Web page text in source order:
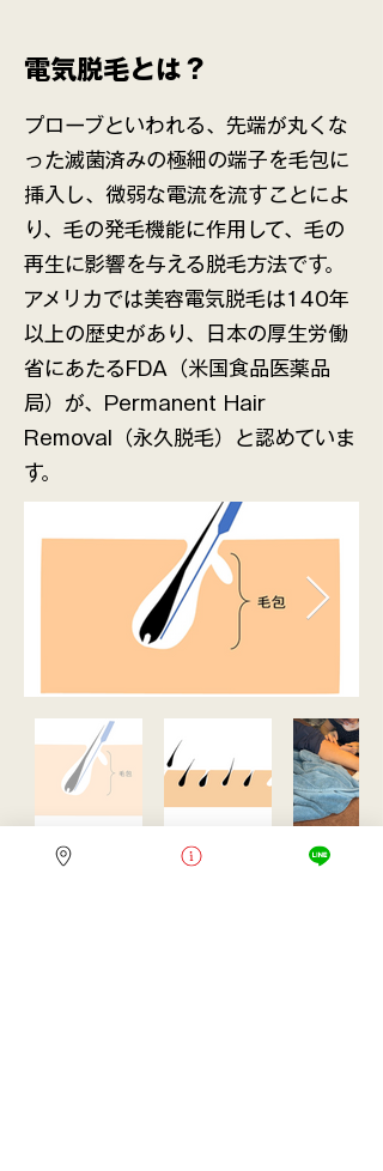
​電気脱毛とは？
プローブといわれる、先端が丸くな
った滅菌済みの極細の端子を毛包に
挿入し、微弱な電流を流すことによ
り、毛の発毛機能に作用して、毛の
再生に影響を与える脱毛方法です。
アメリカでは美容電気脱毛は140年
以上の歴史があり、日本の厚生労働
省にあたるFDA（米国食品医薬品
局）が、Permanent Hair
Removal（永久脱毛）と認めていま
す。